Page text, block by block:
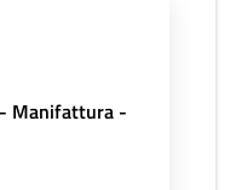
Manifattura -